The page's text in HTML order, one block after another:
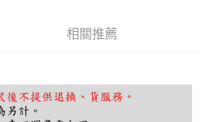
再付款。
額後，即可完成結帳。
通知簡訊。
相關推薦